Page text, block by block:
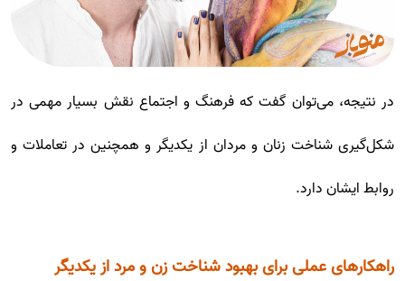
در نتیجه، می‌توان گفت که فرهنگ و اجتماع نقش بسیار مهمی در
شکل‌گیری شناخت زنان و مردان از یکدیگر و همچنین در تعاملات و
روابط ایشان دارد.
راهکارهای عملی برای بهبود شناخت زن و مرد از یکدیگر